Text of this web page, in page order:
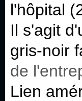
l'hôpital
Il s'agit
gris-noir
de
Lien